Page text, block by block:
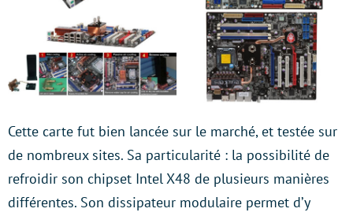
Cette carte fut bien lancée sur le marché, et testée sur
de nombreux sites. Sa particularité : la possibilité de
refroidir son chipset Intel X48 de plusieurs manières
différentes. Son dissipateur modulaire permet d’y